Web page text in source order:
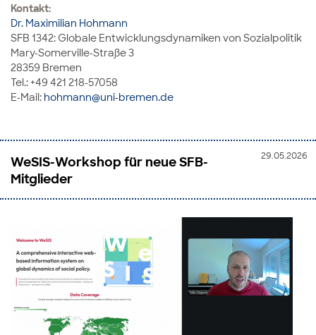
Kontakt:
Dr. Maximilian Hohmann
SFB 1342: Globale Entwicklungsdynamiken von Sozialpolitik
Mary-Somerville-Straße 3
28359 Bremen
Tel.: +49 421 218-57058
E-Mail: hohmann@uni-bremen.de
29.05.2026
WeSIS-Workshop für neue SFB-
Mitglieder